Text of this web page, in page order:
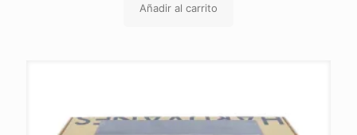
Añadir al carrito